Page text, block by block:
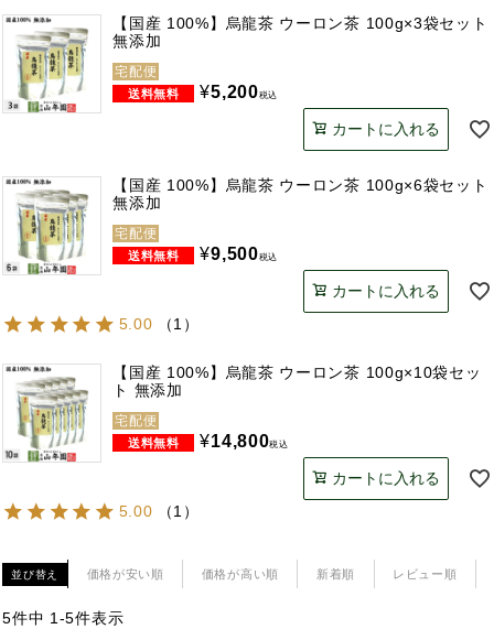
【国産 100%】烏龍茶 ウーロン茶 100g×3袋セット
無添加
宅配便
¥5,200税込
カートに入れる
【国産 100%】烏龍茶 ウーロン茶 100g×6袋セット
無添加
宅配便
¥9,500税込
カートに入れる
5.00
（1）
【国産 100%】烏龍茶 ウーロン茶 100g×10袋セッ
ト 無添加
宅配便
¥14,800税込
カートに入れる
5.00
（1）
並び替え 価格が安い順 価格が高い順 新着順 レビュー順
5件中 1-5件表示